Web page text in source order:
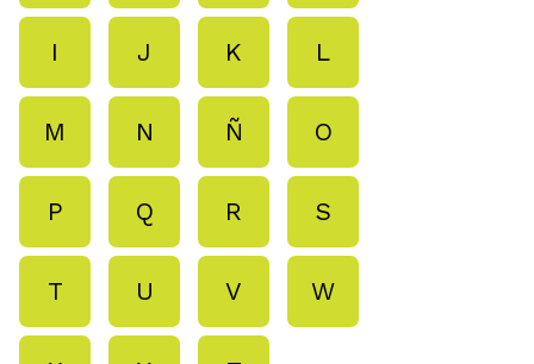
I J K L
M N Ñ O
P Q R S
T U V W